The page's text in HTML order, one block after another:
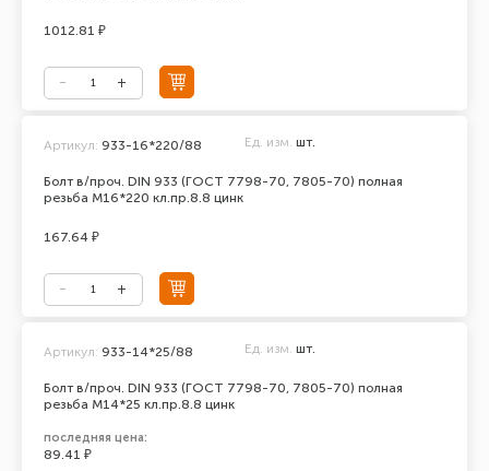
1012.81 ₽
Болт в/проч. DIN 933 (ГОСТ 7798-70, 7805-70) полная
резьба М16*220 кл.пр.8.8 цинк
Артикул: 933-16*220/88 Ед. изм. шт.
167.64 ₽
Болт в/проч. DIN 933 (ГОСТ 7798-70, 7805-70) полная
резьба М14*25 кл.пр.8.8 цинк
Артикул: 933-14*25/88 Ед. изм. шт.
последняя цена:
89.41 ₽